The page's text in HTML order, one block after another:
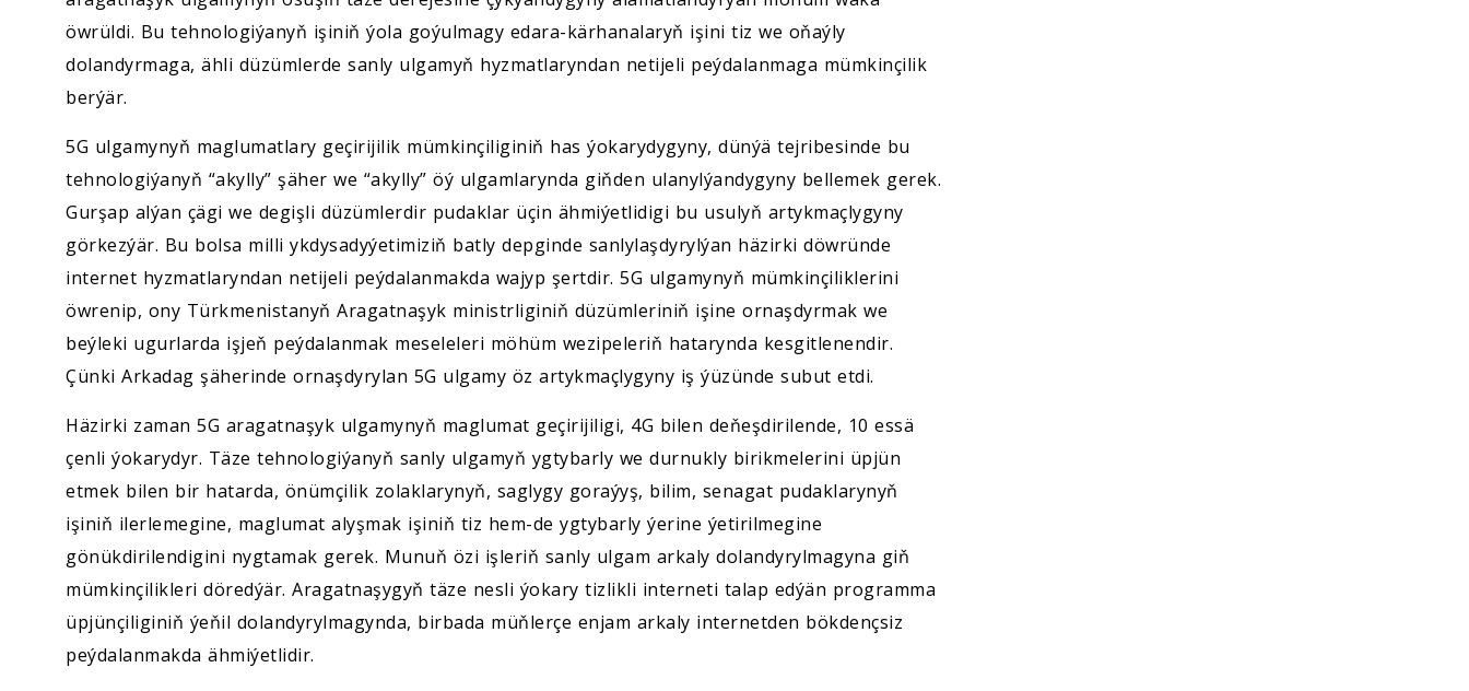
öwrüldi. Bu tehnologiýanyň işiniň ýola goýulmagy edara-kärhanalaryň işini tiz we oňaýly
dolandyrmaga, ähli düzümlerde sanly ulgamyň hyzmatlaryndan netijeli peýdalanmaga mümkinçilik
berýär.
5G ulgamynyň maglumatlary geçirijilik mümkinçiliginiň has ýokarydygyny, dünýä tejribesinde bu
tehnologiýanyň “akylly” şäher we “akylly” öý ulgamlarynda giňden ulanylýandygyny bellemek gerek.
Gurşap alýan çägi we degişli düzümlerdir pudaklar üçin ähmiýetlidigi bu usulyň artykmaçlygyny
görkezýär. Bu bolsa milli ykdysadyýetimiziň batly depginde sanlylaşdyrylýan häzirki döwründe
internet hyzmatlaryndan netijeli peýdalanmakda wajyp şertdir. 5G ulgamynyň mümkinçiliklerini
öwrenip, ony Türkmenistanyň Aragatnaşyk ministrliginiň düzümleriniň işine ornaşdyrmak we
beýleki ugurlarda işjeň peýdalanmak meseleleri möhüm wezipeleriň hatarynda kesgitlenendir.
Çünki Arkadag şäherinde ornaşdyrylan 5G ulgamy öz artykmaçlygyny iş ýüzünde subut etdi.
Häzirki zaman 5G aragatnaşyk ulgamynyň maglumat geçirijiligi, 4G bilen deňeşdirilende, 10 essä
çenli ýokarydyr. Täze tehnologiýanyň sanly ulgamyň ygtybarly we durnukly birikmelerini üpjün
etmek bilen bir hatarda, önümçilik zolaklarynyň, saglygy goraýyş, bilim, senagat pudaklarynyň
işiniň ilerlemegine, maglumat alyşmak işiniň tiz hem-de ygtybarly ýerine ýetirilmegine
gönükdirilendigini nygtamak gerek. Munuň özi işleriň sanly ulgam arkaly dolandyrylmagyna giň
mümkinçilikleri döredýär. Aragatnaşygyň täze nesli ýokary tizlikli interneti talap edýän programma
üpjünçiliginiň ýeňil dolandyrylmagynda, birbada müňlerçe enjam arkaly internetden bökdençsiz
peýdalanmakda ähmiýetlidir.